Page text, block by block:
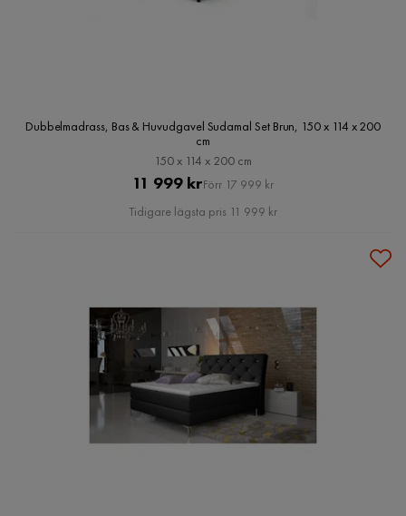
Dubbelmadrass, Bas & Huvudgavel Sudamal Set Brun, 150 x 114 x 200
cm
150 x 114 x 200 cm
Pris
11 999 krOriginal
Pris
Förr 17 999 kr
Tidigare lägsta pris 11 999 kr